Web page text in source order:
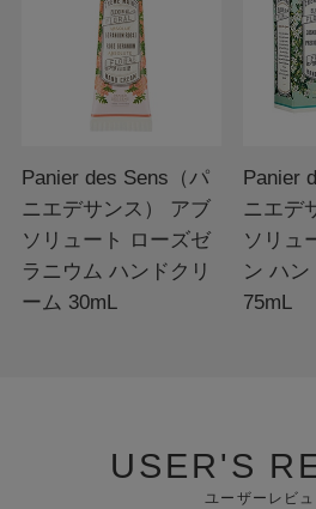
Panier des Sens（パ
ニエデサンス） アブ
ソリュート ローズゼ
ラニウム ハンドクリ
ーム 30mL
Panier
ニエデ
ソリュ
ン ハン
75mL
USER'S
ユーザーレビ